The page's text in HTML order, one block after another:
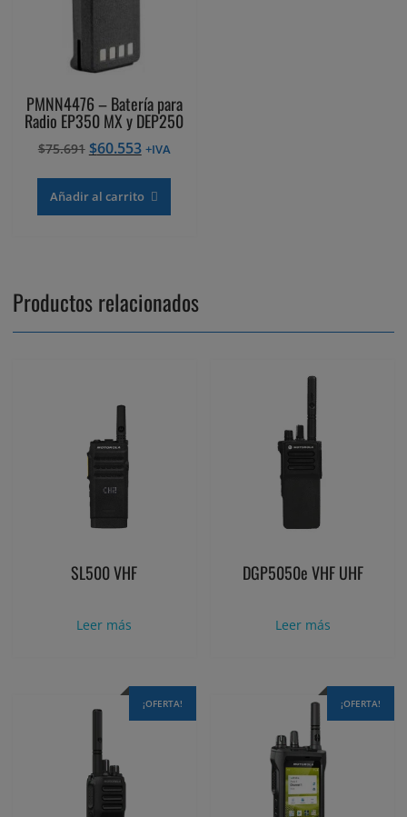
PMNN4476 – Batería para
Radio EP350 MX y DEP250
$75.691 El
original
era:
$60.553El
actual
es:
+IVA
Añadir al carrito
Productos relacionados
SL500 VHF
Leer más
DGP5050e VHF UHF
Leer más
¡OFERTA! ¡OFERTA!